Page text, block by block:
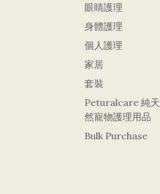
眼睛護理
身體護理
個人護理
家居
套裝
Peturalcare 純天
然寵物護理用品
Bulk Purchase